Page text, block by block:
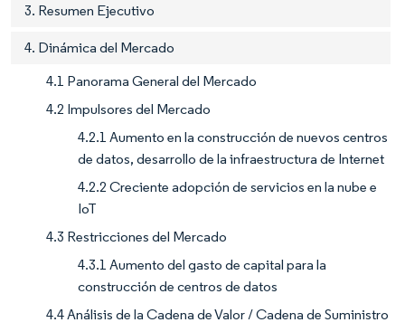
3. Resumen Ejecutivo
4. Dinámica del Mercado
4.1 Panorama General del Mercado
4.2 Impulsores del Mercado
4.2.1 Aumento en la construcción de nuevos centros
de datos, desarrollo de la infraestructura de Internet
4.2.2 Creciente adopción de servicios en la nube e
IoT
4.3 Restricciones del Mercado
4.3.1 Aumento del gasto de capital para la
construcción de centros de datos
4.4 Análisis de la Cadena de Valor / Cadena de Suministro